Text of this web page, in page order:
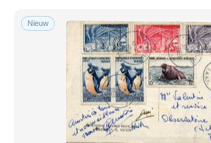
Nieuw